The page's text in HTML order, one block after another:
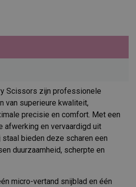
Scissors zijn professionele
van superieure kwaliteit,
precisie en comfort. Met een
afwerking en vervaardigd uit
bieden deze scharen een
duurzaamheid, scherpte en
micro-vertand snijblad en één